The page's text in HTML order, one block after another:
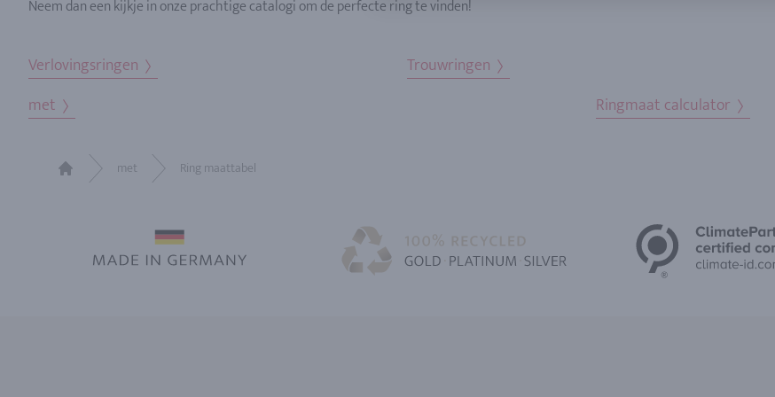
Neem dan een kijkje in onze prachtige catalogi om de perfecte ring te vinden!
Verlovingsringen Trouwringen
met
Ringmaat calculator
met Ring maattabel